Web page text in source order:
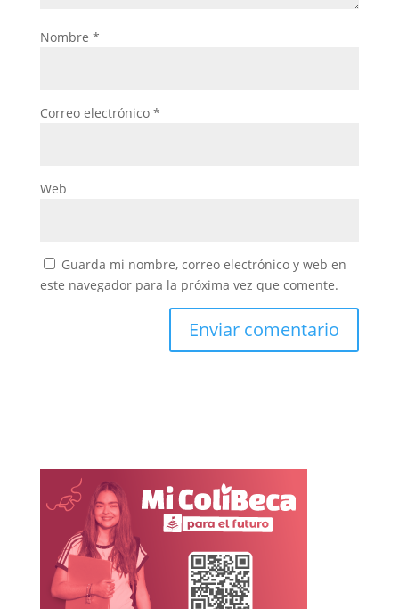
Nombre *
Correo electrónico *
Web
Guarda mi nombre, correo electrónico y web en
este navegador para la próxima vez que comente.